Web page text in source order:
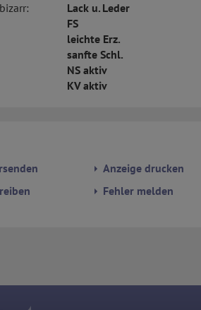
Lack u. Leder
FS
leichte Erz.
sanfte Schl.
NS aktiv
KV aktiv
Anzeige drucken
Fehler melden